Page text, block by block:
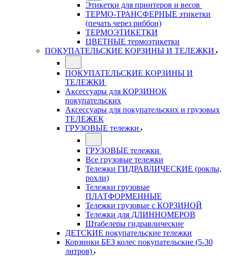
Этикетки для принтеров и весов
ТЕРМО-ТРАНСФЕРНЫЕ этикетки
(печать через риббон)
ТЕРМОЭТИКЕТКИ
ЦВЕТНЫЕ термоэтикетки
ПОКУПАТЕЛЬСКИЕ КОРЗИНЫ И ТЕЛЕЖКИ
ПОКУПАТЕЛЬСКИЕ КОРЗИНЫ И
ТЕЛЕЖКИ
Аксессуары для КОРЗИНОК
покупательских
Аксессуары для покупательских и грузовых
ТЕЛЕЖЕК
ГРУЗОВЫЕ тележки
ГРУЗОВЫЕ тележки
Все грузовые тележки
Тележки ГИДРАВЛИЧЕСКИЕ (роклы,
рохли)
Тележки грузовые
ПЛАТФОРМЕННЫЕ
Тележки грузовые с КОРЗИНОЙ
Тележки для ДЛИННОМЕРОВ
Штабелеры гидравлические
ДЕТСКИЕ покупательские тележки
Корзинки БЕЗ колес покупательские (5-30
литров)